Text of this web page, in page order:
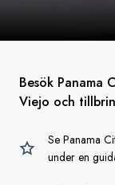
Besök Panama
Viejo och
Se Panama
under en